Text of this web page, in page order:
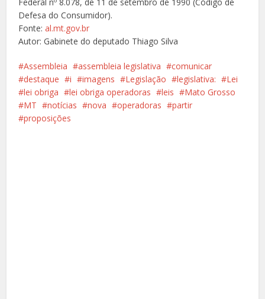
Defesa do Consumidor).
Fonte:al.mt.gov.br
Autor: Gabinete do deputado Thiago Silva
Assembleia assembleia legislativa
comunicar
destaque
i imagens Legislação legislativa:
Lei
lei obriga
lei obriga operadoras leis
Mato Grosso
MT
notícias nova operadoras
partir
proposições